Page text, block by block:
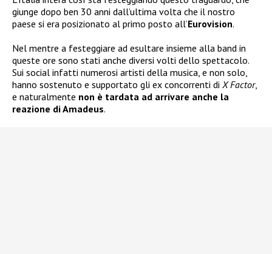
giunge dopo ben 30 anni dall’ultima volta che il nostro
paese si era posizionato al primo posto all’Eurovision.
Nel mentre a festeggiare ad esultare insieme alla band in
queste ore sono stati anche diversi volti dello spettacolo.
Sui social infatti numerosi artisti della musica, e non solo,
hanno sostenuto e supportato gli ex concorrenti di X Factor,
e naturalmente non è tardata ad arrivare anche la
reazione di Amadeus.